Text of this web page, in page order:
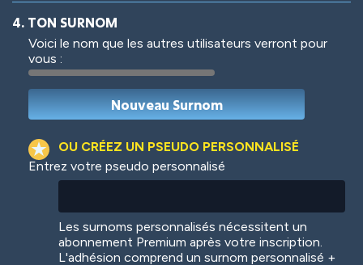
Woof
Colorful
4. TON SURNOM
Voici le nom que les autres utilisateurs verront pour
vous :
OU CRÉEZ UN PSEUDO PERSONNALISÉ
Entrez votre pseudo personnalisé
Les surnoms personnalisés nécessitent un
abonnement Premium après votre inscription.
L'adhésion comprend un surnom personnalisé +